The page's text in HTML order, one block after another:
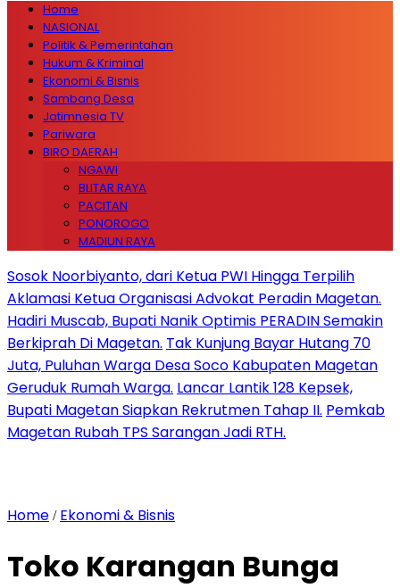
Home
NASIONAL
Politik & Pemerintahan
Hukum & Kriminal
Ekonomi & Bisnis
Sambang Desa
Jatimnesia TV
Pariwara
BIRO DAERAH
NGAWI
BLITAR RAYA
PACITAN
PONOROGO
MADIUN RAYA
Sosok Noorbiyanto, dari Ketua PWI Hingga Terpilih
Aklamasi Ketua Organisasi Advokat Peradin Magetan.
Hadiri Muscab, Bupati Nanik Optimis PERADIN Semakin
Berkiprah Di Magetan. Tak Kunjung Bayar Hutang 70
Juta, Puluhan Warga Desa Soco Kabupaten Magetan
Geruduk Rumah Warga. Lancar Lantik 128 Kepsek,
Bupati Magetan Siapkan Rekrutmen Tahap II. Pemkab
Magetan Rubah TPS Sarangan Jadi RTH.
Home / Ekonomi & Bisnis
Toko Karangan Bunga